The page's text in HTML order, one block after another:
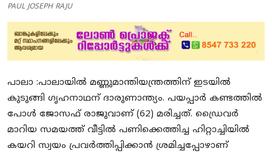
E-Paper
PAUL JOSEPH RAJU
പാലാ :പാലായിൽ മണ്ണുമാന്തിയന്ത്രത്തിന് ഇടയിൽ
കുടുങ്ങി ഗൃഹനാഥന് ദാരുണാന്ത്യം. പയപ്പാർ കണ്ടത്തിൽ
പോൾ ജോസഫ് രാജുവാണ് (62) മരിച്ചത്. ഡ്രൈവർ
മാറിയ സമയത്ത് വീട്ടിൽ പണിക്കെത്തിച്ച ഹിറ്റാച്ചിയിൽ
കയറി സ്വയം പ്രവർത്തിപ്പിക്കാൻ ശ്രമിച്ചപ്പോഴാണ്